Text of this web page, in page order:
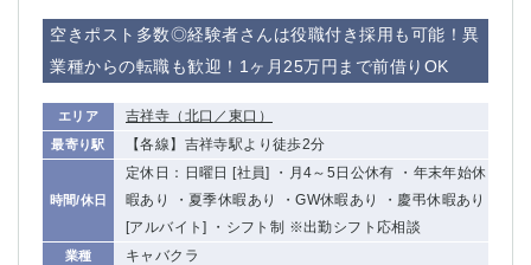
空きポスト多数◎経験者さんは役職付き採用も可能！異
業種からの転職も歓迎！1ヶ月25万円まで前借りOK
エリア 吉祥寺（北口／東口）
最寄り駅 【各線】吉祥寺駅より徒歩2分
時間/休日
定休日：日曜日 [社員] ・月4～5日公休有 ・年末年始休
暇あり ・夏季休暇あり ・GW休暇あり ・慶弔休暇あり
[アルバイト] ・シフト制 ※出勤シフト応相談
業種 キャバクラ